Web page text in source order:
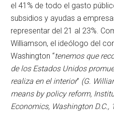
el 41% de todo el gasto
subsidios y ayudas a
representar del 21 al 23%.
Williamson, el ideólogo del
Washington “tenemos que
de los Estados Unidos
realiza en el interior” (G.
means by policy reform,
Economics, Washington D.C.,